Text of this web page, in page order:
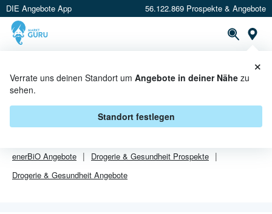
DIE Angebote App 56.122.869 Prospekte & Angebote
Verrate uns deinen Standort um Angebote in deiner Nähe zu
sehen.
Standort festlegen
×
ENERBIO ANGEBOTE IN LÜBECK
VonenerBiOsind in Lübeck leider alle Angebebote abgelaufen.
enerBiO Angebote Drogerie & Gesundheit Prospekte
Drogerie & Gesundheit Angebote